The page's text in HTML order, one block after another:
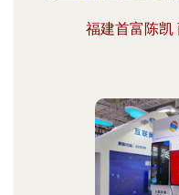
福建首富陈凯